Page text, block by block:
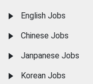
English Jobs
Chinese Jobs
Janpanese Jobs
Korean Jobs